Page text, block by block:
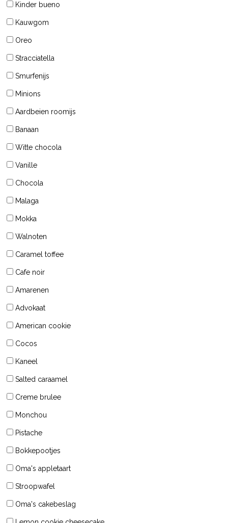
Kinder bueno
Kauwgom
Oreo
Stracciatella
Smurfenijs
Minions
Aardbeien roomijs
Banaan
Witte chocola
Vanille
Chocola
Malaga
Mokka
Walnoten
Caramel toffee
Cafe noir
Amarenen
Advokaat
American cookie
Cocos
Kaneel
Salted caraamel
Creme brulee
Monchou
Pistache
Bokkepootjes
Oma's appletaart
Stroopwafel
Oma's cakebeslag